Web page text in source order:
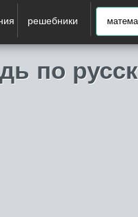
решебники
по